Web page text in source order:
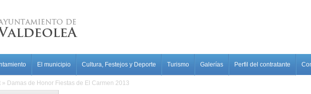
El municipio Cultura, Festejos y Deporte Turismo Galerías Perfil del contratante
» Damas de Honor Fiestas de El Carmen 2013